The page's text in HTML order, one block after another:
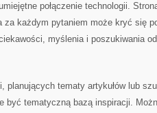
połączenie technologii.
za każdym pytaniem może kryć się
myślenia i poszukiwania
planujących tematy artykułów lub
być tematyczną bazą inspiracji.